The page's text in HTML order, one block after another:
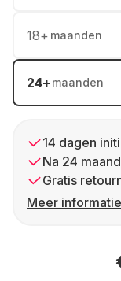
18+ maanden
24+ maanden
14 dagen
Na 24
Gratis
Meer